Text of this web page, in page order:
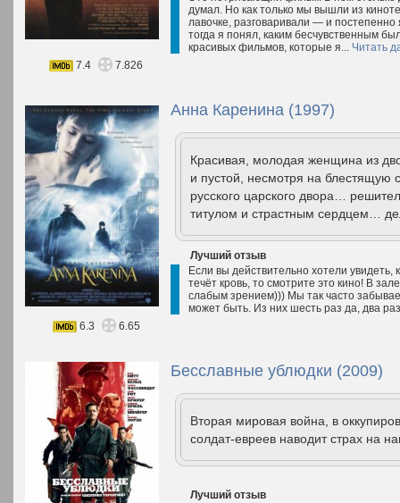
думал. Но как только мы вышли из
лавочке, разговаривали — и
тогда я понял, каким бесчувственным
красивых фильмов, которые я... Читать
7.4
7.826
Анна Каренина (1997)
Красивая, молодая женщина из
и пустой, несмотря на
русского царского двора…
титулом и страстным сердцем…
Лучший отзыв
Если вы действительно хотели увидеть,
течёт кровь, то смотрите это кино! В
слабым зрением))) Мы так часто
может быть. Из них шесть раз да, два
6.3
6.65
Бесславные ублюдки (2009)
Вторая мировая война, в
солдат-евреев наводит страх на
Лучший отзыв